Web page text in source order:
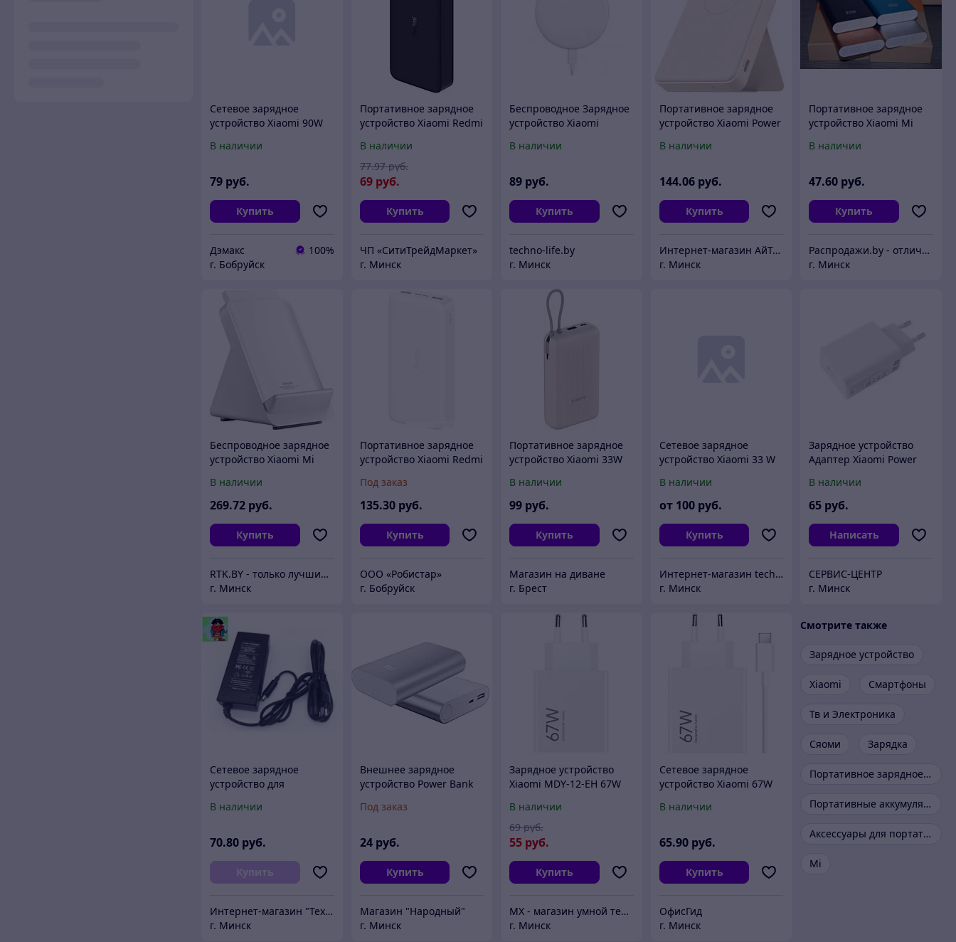
Сетевое зарядное
устройство Xiaomi 90W
+ кабель Type-C, Белое
В наличии
79 руб.
Купить
Дэмакс
100%
г. Бобруйск
Портативное зарядное
устройство Xiaomi Redmi
(черный)
В наличии
69 руб.
77.97 руб.
Купить
ЧП «СитиТрейдМаркет»
г. Минск
Беспроводное Зарядное
устройство Xiaomi
В наличии
89 руб.
Купить
techno-life.by
г. Минск
Портативное зарядное
устройство Xiaomi Power
(BHR9074GL)
В наличии
144.06 руб.
Купить
Интернет-магазин АйТиМаркет
г. Минск
Портативное зарядное
устройство Xiaomi Mi
(8-106587)
В наличии
47.60 руб.
Купить
Распродажи.by - отличные товары по низким ценам!
г. Минск
Беспроводное зарядное
устройство Xiaomi Mi
Charging Stand, USB
type-C, 80Вт, 3A, белый
В наличии
269.72 руб.
Купить
RTK.BY - только лучшие цены
г. Минск
Портативное зарядное
устройство Xiaomi Redmi
(белый)
Под заказ
135.30 руб.
Купить
ООО «Робистар»
г. Бобруйск
Портативное зарядное
устройство Xiaomi 33W
BHR8851GL
В наличии
99 руб.
Купить
Магазин на диване
г. Брест
Сетевое зарядное
устройство Xiaomi 33 W
В наличии
от 100 руб.
Купить
Интернет-магазин technologies.inf.
г. Минск
Зарядное устройство
Адаптер Xiaomi Power
MDY-11- EZ
В наличии
65 руб.
Написать
СЕРВИС-ЦЕНТР
г. Минск
Сетевое зарядное
устройство для
M365/Pro, Ninebot (42V)
В наличии
70.80 руб.
Купить
Интернет-магазин "Техно Монстры"
г. Минск
Внешнее зарядное
устройство Power Bank
(копия)
Под заказ
24 руб.
Купить
Магазин "Народный"
г. Минск
Зарядное устройство
Xiaomi MDY-12-EH 67W
В наличии
55 руб.
69 руб.
Купить
MX - магазин умной техники
г. Минск
Сетевое зарядное
устройство Xiaomi 67W
MDY-12-EH, Type-A
В наличии
65.90 руб.
Купить
ОфисГид
г. Минск
Смотрите также
Зарядное устройство
Xiaomi Смартфоны
Тв и Электроника
Сяоми Зарядка
Портативное зарядное устройство
Портативные аккумуляторы
Аксессуары для портативных устройств
Mi